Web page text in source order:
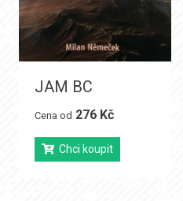
JAM BC
Cena od 276 Kč
Chci koupit